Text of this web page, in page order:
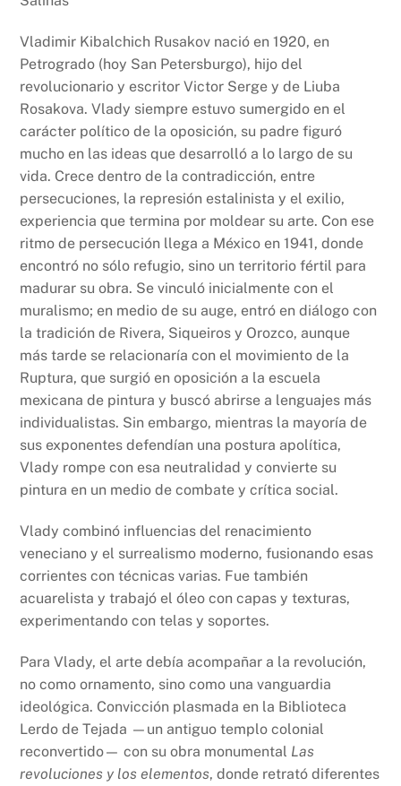
c
e
b
o
o
k
s
A
p
p
y
Li
n
k
Vladimir Kibalchich Rusakov nació en 1920, en
Petrogrado (hoy San Petersburgo), hijo del
revolucionario y escritor Victor Serge y de Liuba
Rosakova. Vlady siempre estuvo sumergido en el
carácter político de la oposición, su padre figuró
mucho en las ideas que desarrolló a lo largo de su
vida. Crece dentro de la contradicción, entre
persecuciones, la represión estalinista y el exilio,
experiencia que termina por moldear su arte. Con ese
ritmo de persecución llega a México en 1941, donde
encontró no sólo refugio, sino un territorio fértil para
madurar su obra. Se vinculó inicialmente con el
muralismo; en medio de su auge, entró en diálogo con
la tradición de Rivera, Siqueiros y Orozco, aunque
más tarde se relacionaría con el movimiento de la
Ruptura, que surgió en oposición a la escuela
mexicana de pintura y buscó abrirse a lenguajes más
individualistas. Sin embargo, mientras la mayoría de
sus exponentes defendían una postura apolítica,
Vlady rompe con esa neutralidad y convierte su
pintura en un medio de combate y crítica social.
Vlady combinó influencias del renacimiento
veneciano y el surrealismo moderno, fusionando esas
corrientes con técnicas varias. Fue también
acuarelista y trabajó el óleo con capas y texturas,
experimentando con telas y soportes.
Para Vlady, el arte debía acompañar a la revolución,
no como ornamento, sino como una vanguardia
ideológica. Convicción plasmada en la Biblioteca
Lerdo de Tejada —un antiguo templo colonial
reconvertido— con su obra monumental Las
revoluciones y los elementos, donde retrató diferentes